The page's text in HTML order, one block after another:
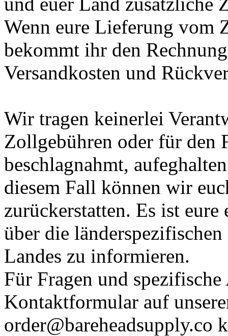
Wenn eure Lieferung vom
bekommt ihr den
Versandkosten und
Wir tragen keinerlei
Zollgebühren oder für den
beschlagnahmt,
diesem Fall können wir
zurückerstatten. Es ist
über die
Landes zu informieren.
Für Fragen und
Kontaktformular auf
order@bareheadsupply.co